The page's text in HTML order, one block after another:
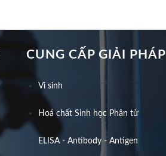
CUNG CẤP GIẢI PHÁP
Vi sinh
Hoá chất Sinh học Phân tử
ELISA - Antibody - Antigen